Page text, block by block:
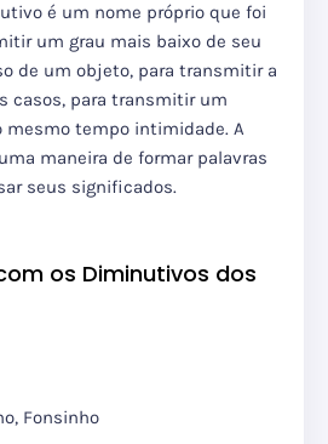
é um nome próprio que foi
um grau mais baixo de seu
de um objeto, para transmitir a
casos, para transmitir um
mesmo tempo intimidade. A
maneira de formar palavras
seus significados.
os Diminutivos dos
Fonsinho